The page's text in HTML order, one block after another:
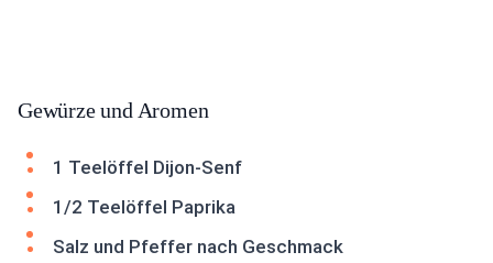
Gewürze und Aromen
1 Teelöffel Dijon-Senf
1/2 Teelöffel Paprika
Salz und Pfeffer nach Geschmack